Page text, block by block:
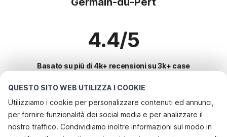
QUESTO SITO WEB UTILIZZA I COOKIE
Utilizziamo i cookie per personalizzare contenuti ed annunci,
per fornire funzionalità dei social media e per analizzare il
nostro traffico. Condividiamo inoltre informazioni sul modo in
4.4/5
Basato su più di 4k+ recensioni su 3k+ case
Le destinazioni più popolari per le
vacanze